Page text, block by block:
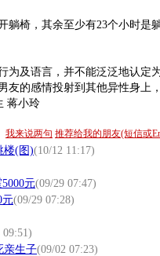
椅，其余至少有23个小时是
及语言，并不能泛泛地认定
友的感情投射到其他异性身上
蒋小玲
我来说两句 推荐给我的朋友(短信或
楼(图)(10/12 11:17)
元(09/29 07:47)
元(09/29 07:28)
09:51)
亲生子(09/02 07:23)